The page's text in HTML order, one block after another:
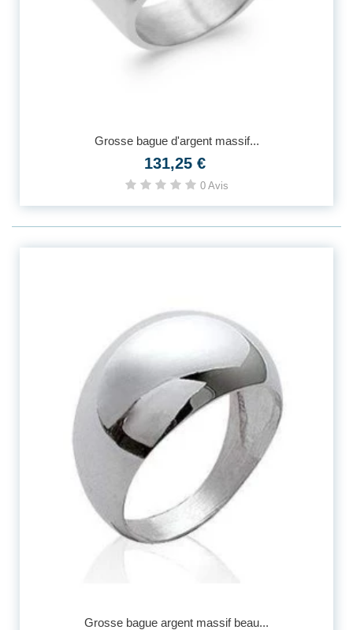
Grosse bague d'argent massif...
131,25 €
0 Avis
Grosse bague argent massif beau...